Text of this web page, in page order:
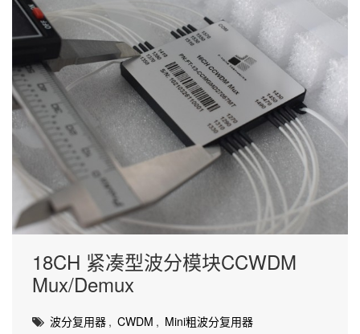
18CH 紧凑型波分模块CCWDM
Mux/Demux
波分复用器 , CWDM , Mini粗波分复用器